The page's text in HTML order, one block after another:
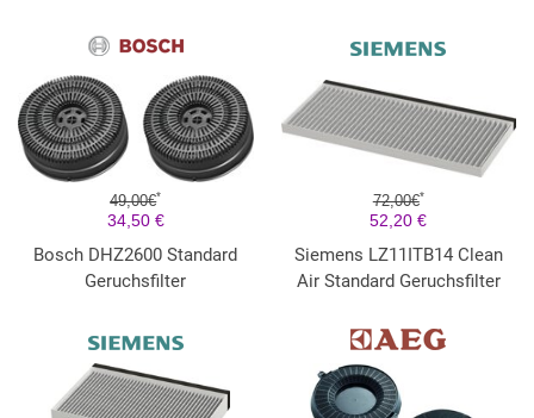
49,00€*
34,50 €
Bosch DHZ2600 Standard
Geruchsfilter
72,00€*
52,20 €
Siemens LZ11ITB14 Clean
Air Standard Geruchsfilter